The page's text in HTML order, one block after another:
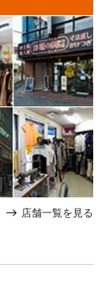
店舗一覧を見る